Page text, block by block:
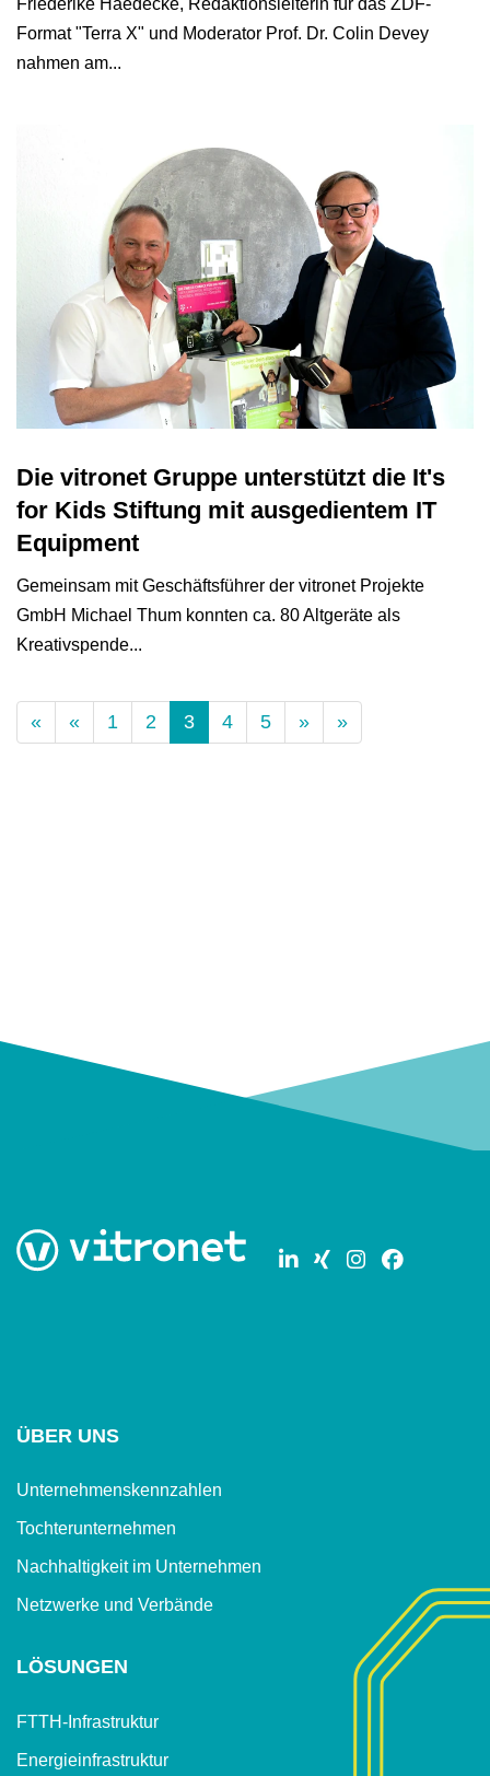
Format "Terra X" und Moderator Prof. Dr. Colin Devey
nahmen am...
Die vitronet Gruppe unterstützt die It's
for Kids Stiftung mit ausgedientem IT
Equipment
Gemeinsam mit Geschäftsführer der vitronet Projekte
GmbH Michael Thum konnten ca. 80 Altgeräte als
Kreativspende...
« « 1 2 3(Standort)
4 5 » »
ÜBER UNS
Unternehmenskennzahlen
Tochterunternehmen
Nachhaltigkeit im Unternehmen
Netzwerke und Verbände
LÖSUNGEN
FTTH-Infrastruktur
Energieinfrastruktur